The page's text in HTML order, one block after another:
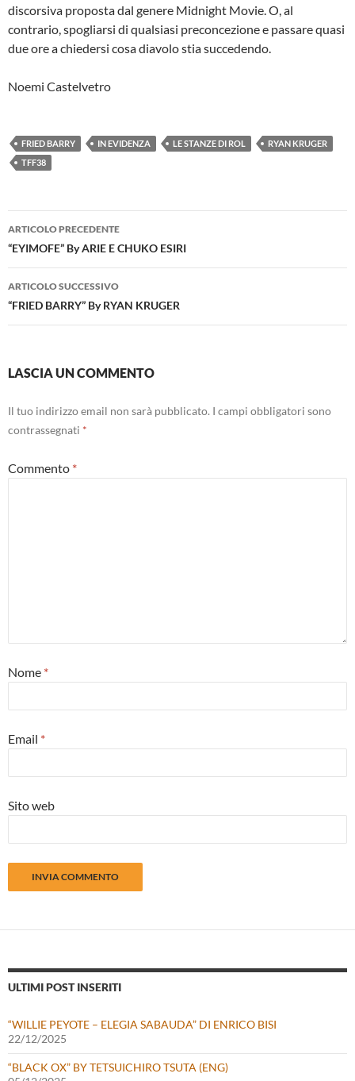
discorsiva proposta dal genere Midnight Movie. O, al
contrario, spogliarsi di qualsiasi preconcezione e passare quasi
due ore a chiedersi cosa diavolo stia succedendo.
Noemi Castelvetro
FRIED BARRY IN EVIDENZA LE STANZE DI ROL
RYAN KRUGER
TFF38
Navigazione
articolo
ARTICOLO PRECEDENTE
“EYIMOFE” By ARIE E CHUKO ESIRI
ARTICOLO SUCCESSIVO
“FRIED BARRY” By RYAN KRUGER
LASCIA UN COMMENTO
Il tuo indirizzo email non sarà pubblicato. I campi obbligatori sono
contrassegnati *
Commento *
Nome *
Email *
Sito web
ULTIMI POST INSERITI
“WILLIE PEYOTE – ELEGIA SABAUDA” DI ENRICO BISI
22/12/2025
“BLACK OX” BY TETSUICHIRO TSUTA (ENG)